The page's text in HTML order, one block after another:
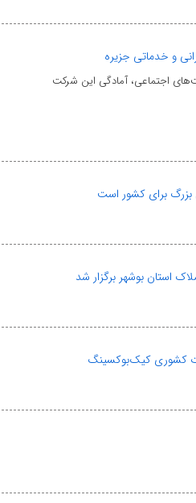
و خدماتی جزیره
اجتماعی، آمادگی این شرکت
بزرگ برای کشور است
استان بوشهر برگزار شد
کشوری کیک‌بوکسینگ